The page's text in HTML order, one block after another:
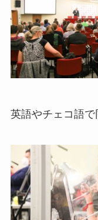
英語やチェコ語で